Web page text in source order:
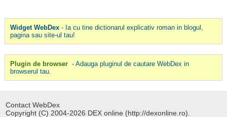
Widget WebDex- Ia cu tine dictionarul explicativ roman in blogul,
pagina sau site-ul tau!
Plugin de browser - Adauga pluginul de cautare WebDex in
browserul tau.
Contact WebDex
Copyright (C) 2004-2026 DEX online (http://dexonline.ro).